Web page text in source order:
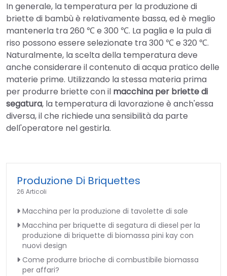
In generale, la temperatura per la produzione di
briette di bambù è relativamente bassa, ed è meglio
mantenerla tra 260 ℃ e 300 ℃. La paglia e la pula di
riso possono essere selezionate tra 300 ℃ e 320 ℃.
Naturalmente, la scelta della temperatura deve
anche considerare il contenuto di acqua pratico delle
materie prime. Utilizzando la stessa materia prima
per produrre briette con il macchina per briette di
segatura, la temperatura di lavorazione è anch'essa
diversa, il che richiede una sensibilità da parte
dell'operatore nel gestirla.
Produzione Di Briquettes
26 Articoli
Macchina per la produzione di tavolette di sale
Macchina per briquette di segatura di diesel per la
produzione di briquette di biomassa pini kay con
nuovi design
Come produrre brioche di combustibile biomassa
per affari?